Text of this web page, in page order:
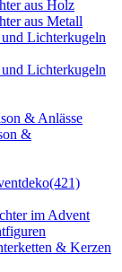
aus Holz
aus Metall
Lichterkugeln
Lichterkugeln
& Anlässe
&
(421)
im Advent
& Kerzen